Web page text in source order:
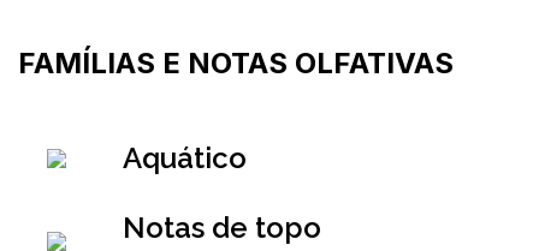
FAMÍLIAS E NOTAS OLFATIVAS
Aquático
Notas de topo